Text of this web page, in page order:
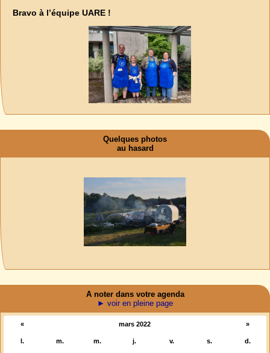
Bravo à l’équipe UARE !
Quelques photos
au hasard
A noter dans votre agenda
► voir en pleine page
« mars 2022 »
l. m. m. j. v. s. d.